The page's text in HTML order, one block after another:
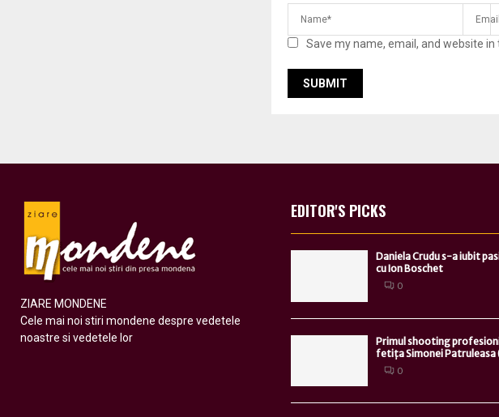
Save my name, email, and website
ZIARE MONDENE
Cele mai noi stiri mondene despre vedetele
noastre si vedetele lor
EDITOR'S PICKS
Daniela Crudu s-a iubit
cu Ion Boschet
0
Primul shooting
fetița Simonei
0